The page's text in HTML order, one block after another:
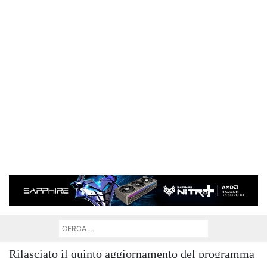
Rilasciato il quinto aggiornamento del programma